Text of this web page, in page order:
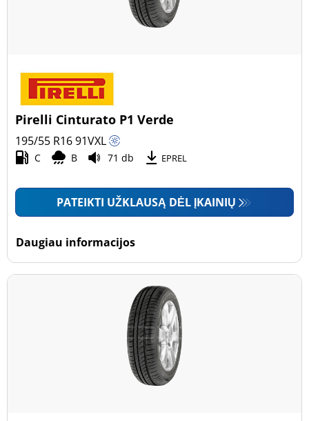
Pirelli Cinturato P1 Verde
195/55 R1691VXL
C B 71 db EPREL
PATEIKTI UŽKLAUSĄ DĖL ĮKAINIŲ
Daugiau informacijos